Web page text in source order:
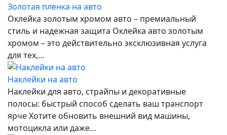
Золотая пленка на авто
Оклейка золотым хромом авто – премиальный
стиль и надежная защита Оклейка авто золотым
хромом – это действительно эксклюзивная услуга
для тех,…
Наклейки на авто
Наклейки для авто, страйпы и декоративные
полосы: быстрый способ сделать ваш транспорт
ярче Хотите обновить внешний вид машины,
мотоцикла или даже…